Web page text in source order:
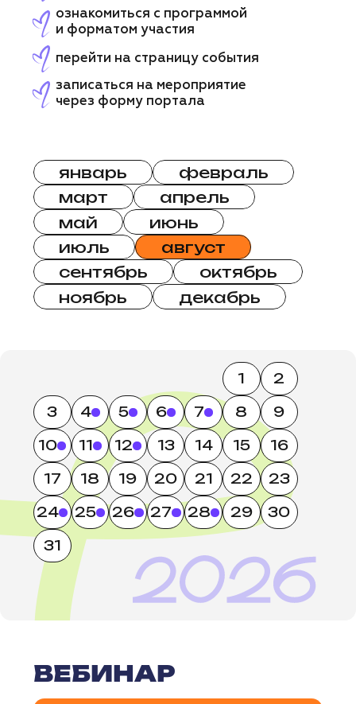
1
2
4 5 6 7 8
9
24 25 26 27 28 29
30
31
сентябрь
ноябрь декабрь
ВЕБИНАР
Как увеличить продажи без
дополнительных затрат на
привлечение новых клиентов?
ОНЛАЙН
11:00-12:30
ПОДРОБНЕЕ
РЕГИСТРАЦИЯ
4